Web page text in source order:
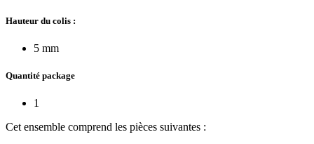
Hauteur du colis :
5 mm
Quantité package
1
Cet ensemble comprend les pièces suivantes :